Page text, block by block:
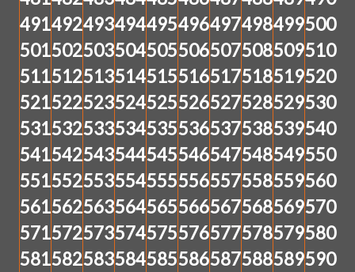
491492493494495496497498499500
501502503504505506507508509510
511512513514515516517518519520
521522523524525526527528529530
531532533534535536537538539540
541542543544545546547548549550
551552553554555556557558559560
561562563564565566567568569570
571572573574575576577578579580
581582583584585586587588589590